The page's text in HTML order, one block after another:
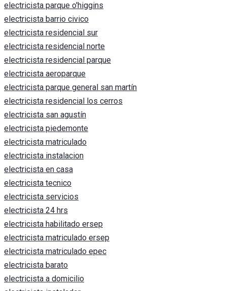
electricista parque o'higgins
electricista barrio civico
electricista residencial sur
electricista residencial norte
electricista residencial parque
electricista aeroparque
electricista parque general san martín
electricista residencial los cerros
electricista san agustín
electricista piedemonte
electricista matriculado
electricista instalacion
electricista en casa
electricista tecnico
electricista servicios
electricista 24 hrs
electricista habilitado ersep
electricista matriculado ersep
electricista matriculado epec
electricista barato
electricista a domicilio